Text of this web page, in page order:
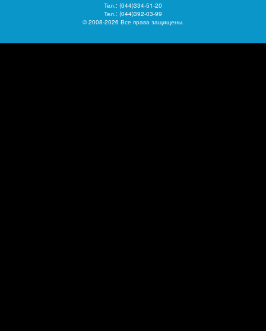
Тел.: (044)334-51-20
Тел.: (044)392-03-99
© 2008-2026 Все права защищены.